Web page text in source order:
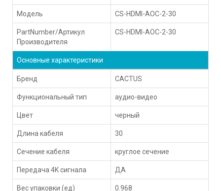
Модель CS-HDMI-AOC-2-30
PartNumber/Артикул
Производителя
CS-HDMI-AOC-2-30
Основные характеристики
Бренд CACTUS
Функциональный тип аудио-видео
Цвет черный
Длина кабеля 30
Сечение кабеля круглое сечение
Передача 4K сигнала ДА
Вес упаковки (ед) 0.968